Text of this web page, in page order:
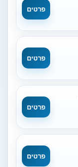
פרטים
פרטים
פרטים
פרטים